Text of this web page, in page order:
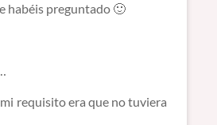
habéis preguntado 🙂
requisito era que no tuviera